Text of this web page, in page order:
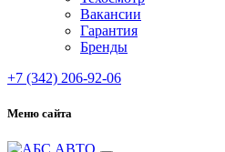
Вакансии
Гарантия
Бренды
+7 (342) 206-92-06
Меню сайта